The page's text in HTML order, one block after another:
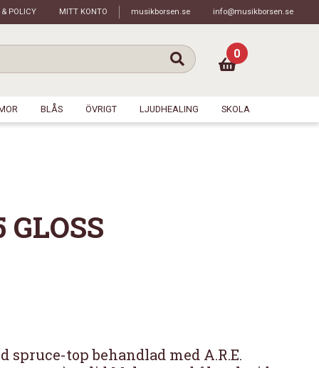
& POLICY MITT KONTO musikborsen.se info@musikborsen.se
0
BLÅS ÖVRIGT LJUDHEALING SKOLA
top behandlad med A.R.E.